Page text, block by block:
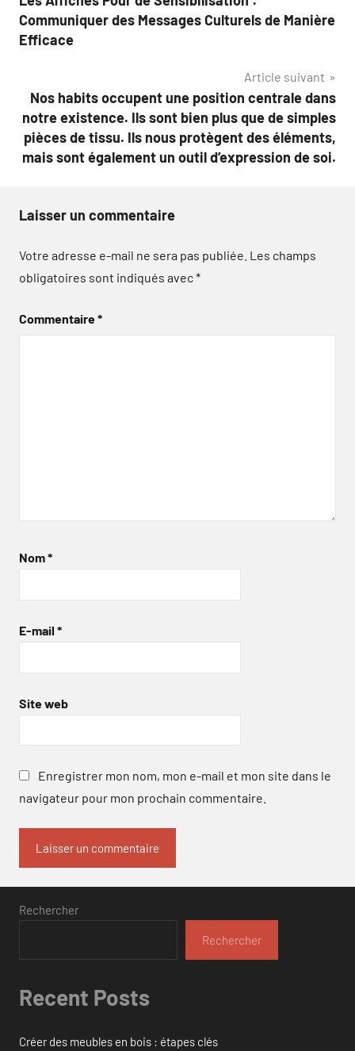
de
l’article
Communiquer des Messages Culturels de Manière
Efficace
Article suivant
Nos habits occupent une position centrale dans
notre existence. Ils sont bien plus que de simples
pièces de tissu. Ils nous protègent des éléments,
mais sont également un outil d’expression de soi.
Laisser un commentaire
Votre adresse e-mail ne sera pas publiée. Les champs
obligatoires sont indiqués avec*
Commentaire*
Nom*
E-mail *
Site web
Enregistrer mon nom, mon e-mail et mon site dans le
navigateur pour mon prochain commentaire.
Rechercher
Rechercher
Recent Posts
Créer des meubles en bois : étapes clés